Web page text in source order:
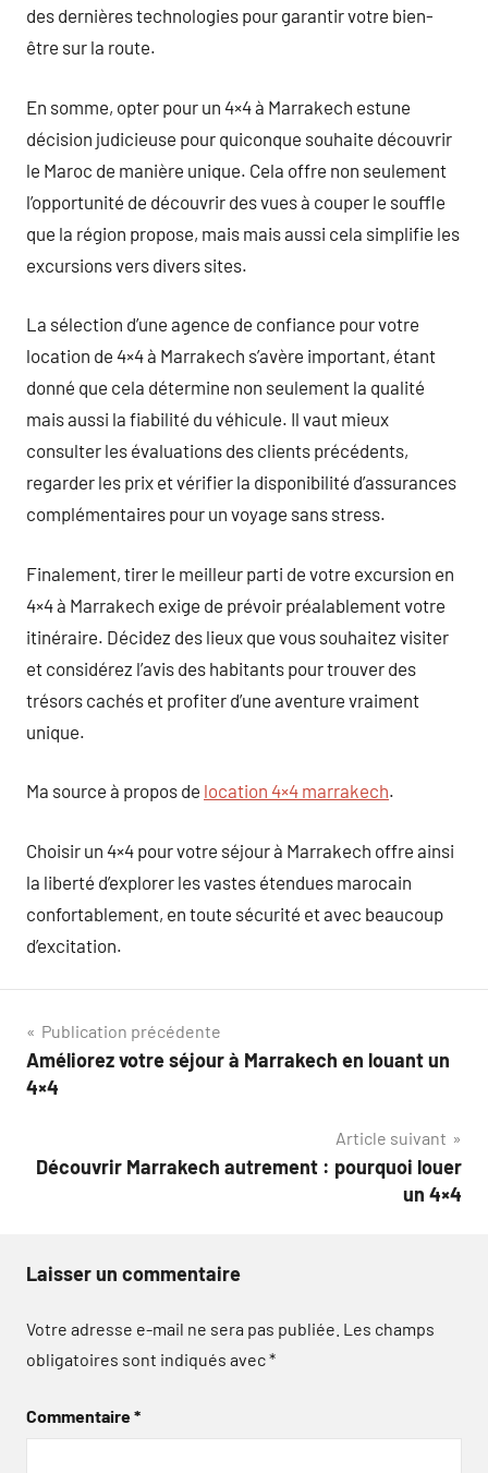
des dernières technologies pour garantir votre bien-
être sur la route.
En somme, opter pour un 4×4 à Marrakech estune
décision judicieuse pour quiconque souhaite découvrir
le Maroc de manière unique. Cela offre non seulement
l’opportunité de découvrir des vues à couper le souffle
que la région propose, mais mais aussi cela simplifie les
excursions vers divers sites.
La sélection d’une agence de confiance pour votre
location de 4×4 à Marrakech s’avère important, étant
donné que cela détermine non seulement la qualité
mais aussi la fiabilité du véhicule. Il vaut mieux
consulter les évaluations des clients précédents,
regarder les prix et vérifier la disponibilité d’assurances
complémentaires pour un voyage sans stress.
Finalement, tirer le meilleur parti de votre excursion en
4×4 à Marrakech exige de prévoir préalablement votre
itinéraire. Décidez des lieux que vous souhaitez visiter
et considérez l’avis des habitants pour trouver des
trésors cachés et profiter d’une aventure vraiment
unique.
Ma source à propos de location 4×4 marrakech.
Choisir un 4×4 pour votre séjour à Marrakech offre ainsi
la liberté d’explorer les vastes étendues marocain
confortablement, en toute sécurité et avec beaucoup
d’excitation.
Navigation
de
Publication précédente
Améliorez votre séjour à Marrakech en louant un
4×4
Article suivant
Découvrir Marrakech autrement : pourquoi louer
un 4×4
Laisser un commentaire
Votre adresse e-mail ne sera pas publiée. Les champs
obligatoires sont indiqués avec*
Commentaire*